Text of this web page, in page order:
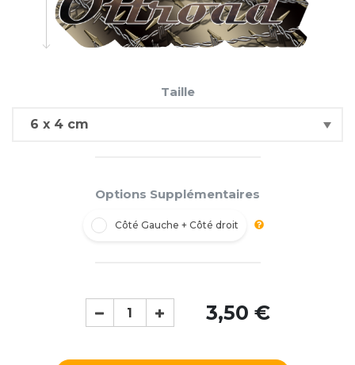
Taille
Options Supplémentaires
Côté Gauche + Côté droit
3,50 €